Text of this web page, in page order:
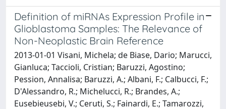
Definition of miRNAs Expression Profile in
Glioblastoma Samples: The Relevance of
Non-Neoplastic Brain Reference
2013-01-01 Visani, Michela; de Biase, Dario; Marucci,
Gianluca; Taccioli, Cristian; Baruzzi, Agostino;
Pession, Annalisa; Baruzzi, A.; Albani, F.; Calbucci, F.;
D'Alessandro, R.; Michelucci, R.; Brandes, A.;
Eusebieusebi, V.; Ceruti, S.; Fainardi, E.; Tamarozzi,